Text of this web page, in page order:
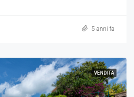
5 anni fa
VENDITA